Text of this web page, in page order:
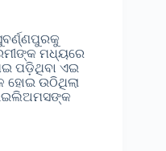
ମଧ୍ୟରେ
ପଡ଼ିଥିବା ଏଇ
ହୋଇ ଉଠିଥିଲା